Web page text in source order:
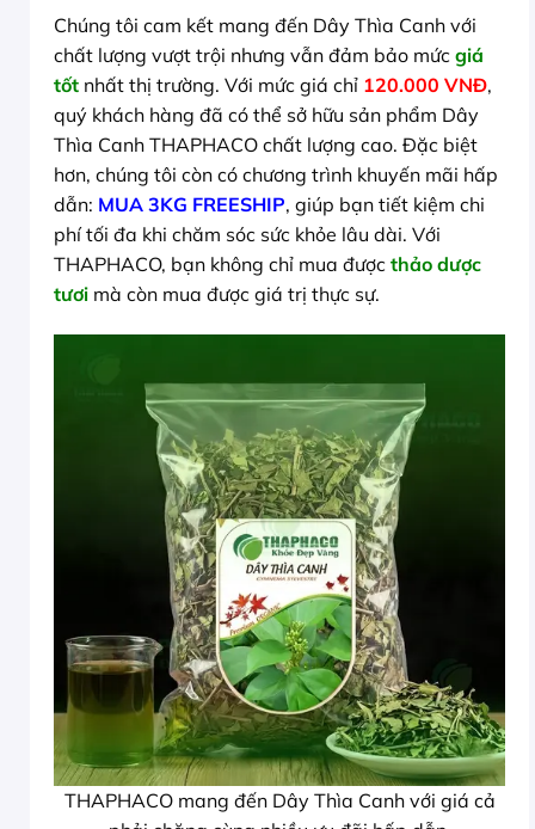
Chúng tôi cam kết mang đến Dây Thìa Canh với
chất lượng vượt trội nhưng vẫn đảm bảo mức giá
tốt nhất thị trường. Với mức giá chỉ 120.000 VNĐ,
quý khách hàng đã có thể sở hữu sản phẩm Dây
Thìa Canh THAPHACO chất lượng cao. Đặc biệt
hơn, chúng tôi còn có chương trình khuyến mãi hấp
dẫn: MUA 3KG FREESHIP, giúp bạn tiết kiệm chi
phí tối đa khi chăm sóc sức khỏe lâu dài. Với
THAPHACO, bạn không chỉ mua được thảo dược
tươi mà còn mua được giá trị thực sự.
THAPHACO mang đến Dây Thìa Canh với giá cả